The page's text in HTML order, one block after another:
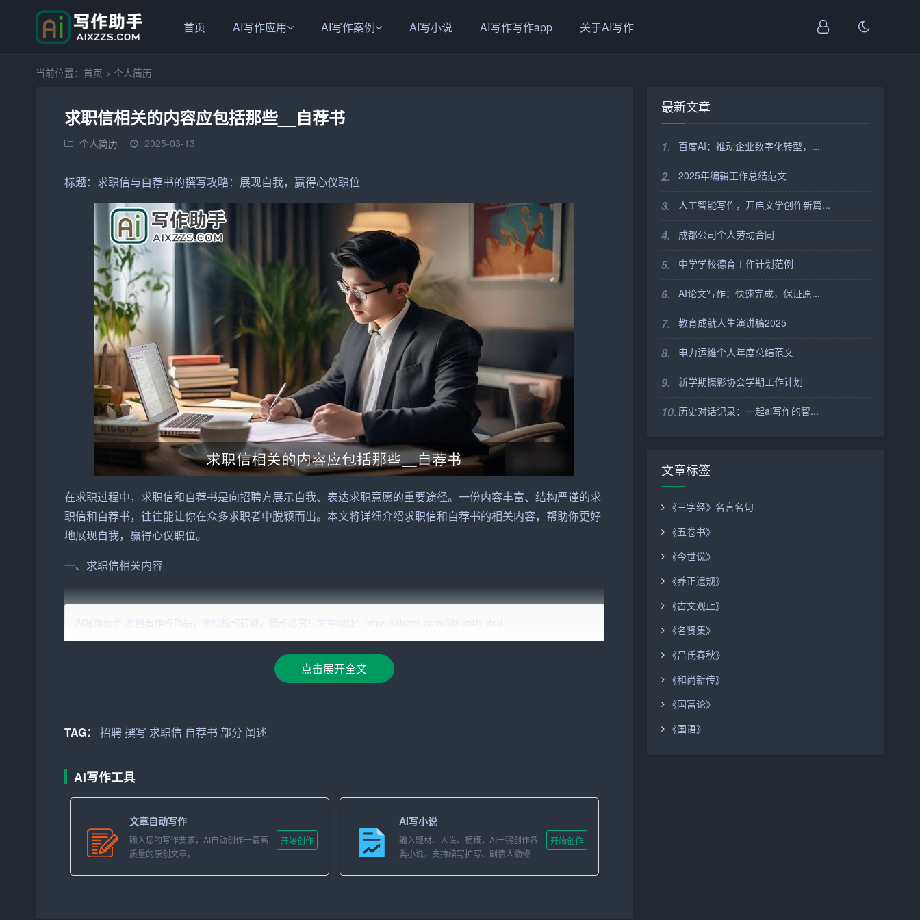
首页 AI写作应用 AI写作案例 AI写小说 AI写作写作app 关于AI写作
当前位置： 首页 > 个人简历
求职信相关的内容应包括那些__自荐书
个人简历 2025-03-13
标题： 求职信与自荐书的撰写攻略：展现自我，赢得心仪职位
在求职过程中，求职信和自荐书是向招聘方展示自我、表达求职意愿的重要途径。一份内容丰富、结构严谨的求
职信和自荐书，往往能让你在众多求职者中脱颖而出。本文将详细介绍求职信和自荐书的相关内容，帮助你更好
地展现自我，赢得心仪职位。
一、求职信相关内容
1. 开头部分
（1）称呼：明确写出招聘方的姓名和职务，如“尊敬的XX经理”或“尊敬的XX主管”。
（2）自我介绍：简要介绍自己的姓名、学历、专业和毕业院校。
（3）工作态度：
3. 结尾部分
AI写作助手 原创著作权作品，未经授权转载，侵权必究！文章网址：https://aixzzs.com/5ltsuz4h.html
点击展开全文
TAG： 招聘撰写 求职信 自荐书 部分 阐述
AI写作工具
文章自动写作
输入您的写作要求，AI自动创作一篇高
质量的原创文章。
开始创作
AI写小说
输入题材、人设、梗概，AI一键创作各
类小说，支持续写扩写、剧情人物修
开始创作
最新文章
1. 百度AI：推动企业数字化转型，...
2. 2025年编辑工作总结范文
3. 人工智能写作，开启文学创作新篇...
4. 成都公司个人劳动合同
5. 中学学校德育工作计划范例
6. AI论文写作：快速完成，保证原...
7. 教育成就人生演讲稿2025
8. 电力运维个人年度总结范文
9. 新学期摄影协会学期工作计划
10. 历史对话记录：一起ai写作的智...
文章标签
《三字经》名言名句
《五卷书》
《今世说》
《养正遗规》
《古文观止》
《名贤集》
《吕氏春秋》
《和尚新传》
《国富论》
《国语》